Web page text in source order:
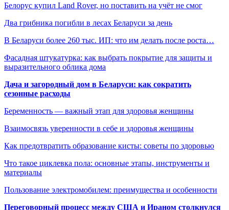
Белорус купил Land Rover, но поставить на учёт не смог
Два грибника погибли в лесах Беларуси за день
В Беларуси более 260 тыс. ИП: что им делать после роста…
Фасадная штукатурка: как выбрать покрытие для защиты и
выразительного облика дома
Дача и загородный дом в Беларуси: как сократить
сезонные расходы
Беременность — важный этап для здоровья женщины
Взаимосвязь уверенности в себе и здоровья женщины
Как предотвратить образование кисты: советы по здоровью
Что такое циклевка пола: основные этапы, инструменты и
материалы
Пользование электромобилем: преимущества и особенности
Переговорный процесс между США и Ираном столкнулся